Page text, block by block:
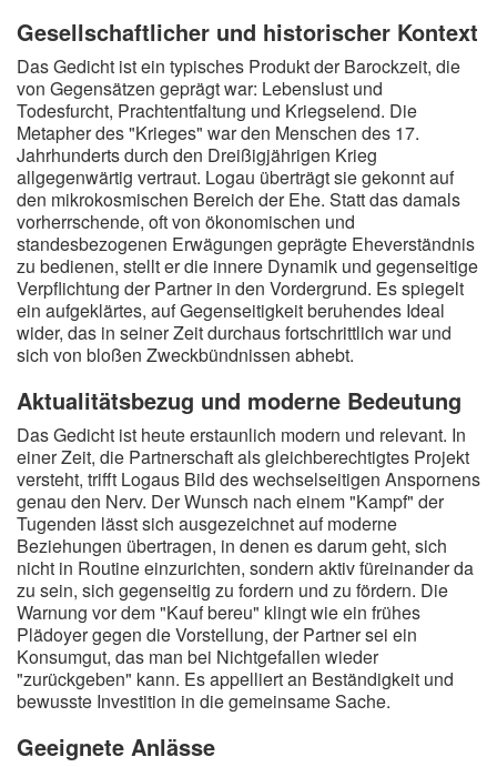
Gesellschaftlicher und historischer Kontext
Das Gedicht ist ein typisches Produkt der Barockzeit, die
von Gegensätzen geprägt war: Lebenslust und
Todesfurcht, Prachtentfaltung und Kriegselend. Die
Metapher des "Krieges" war den Menschen des 17.
Jahrhunderts durch den Dreißigjährigen Krieg
allgegenwärtig vertraut. Logau überträgt sie gekonnt auf
den mikrokosmischen Bereich der Ehe. Statt das damals
vorherrschende, oft von ökonomischen und
standesbezogenen Erwägungen geprägte Eheverständnis
zu bedienen, stellt er die innere Dynamik und gegenseitige
Verpflichtung der Partner in den Vordergrund. Es spiegelt
ein aufgeklärtes, auf Gegenseitigkeit beruhendes Ideal
wider, das in seiner Zeit durchaus fortschrittlich war und
sich von bloßen Zweckbündnissen abhebt.
Aktualitätsbezug und moderne Bedeutung
Das Gedicht ist heute erstaunlich modern und relevant. In
einer Zeit, die Partnerschaft als gleichberechtigtes Projekt
versteht, trifft Logaus Bild des wechselseitigen Anspornens
genau den Nerv. Der Wunsch nach einem "Kampf" der
Tugenden lässt sich ausgezeichnet auf moderne
Beziehungen übertragen, in denen es darum geht, sich
nicht in Routine einzurichten, sondern aktiv füreinander da
zu sein, sich gegenseitig zu fordern und zu fördern. Die
Warnung vor dem "Kauf bereu" klingt wie ein frühes
Plädoyer gegen die Vorstellung, der Partner sei ein
Konsumgut, das man bei Nichtgefallen wieder
"zurückgeben" kann. Es appelliert an Beständigkeit und
bewusste Investition in die gemeinsame Sache.
Geeignete Anlässe